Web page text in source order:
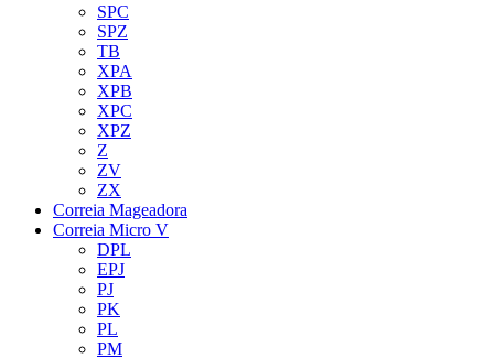
SPC
SPZ
TB
XPA
XPB
XPC
XPZ
Z
ZV
ZX
Correia Mageadora
Correia Micro V
DPL
EPJ
PJ
PK
PL
PM